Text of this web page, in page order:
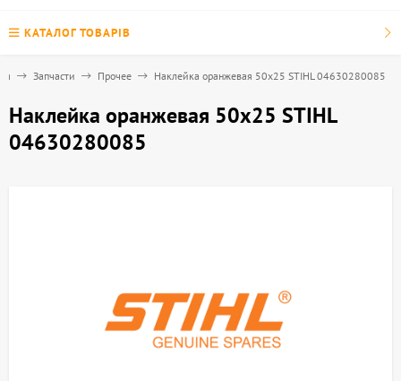
КАТАЛОГ ТОВАРІВ
Запчасти Прочее Наклейка оранжевая 50х25 STIHL 04630280085
Наклейка оранжевая 50х25 STIHL
04630280085